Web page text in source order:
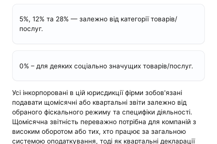
5%, 12% та 28% — залежно від категорії товарів/
послуг.
0% – для деяких соціально значущих товарів/послуг.
Усі інкорпоровані в цій юрисдикції фірми зобов'язані
подавати щомісячні або квартальні звіти залежно від
обраного фіскального режиму та специфіки діяльності.
Щомісячна звітність переважно потрібна для компаній з
високим оборотом або тих, хто працює за загальною
системою оподаткування, тоді як квартальні декларації